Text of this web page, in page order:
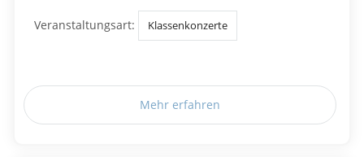
Veranstaltungsart: Klassenkonzerte
Mehr erfahren